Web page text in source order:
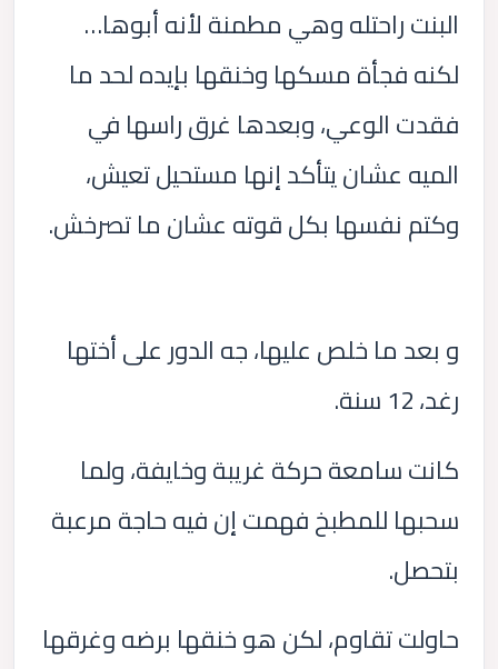
البنت راحتله وهي مطمنة لأنه أبوها…
لكنه فجأة مسكها وخنقها بإيده لحد ما
فقدت الوعي، وبعدها غرق راسها في
الميه عشان يتأكد إنها مستحيل تعيش،
وكتم نفسها بكل قوته عشان ما تصرخش.
و بعد ما خلص عليها، جه الدور على أختها
رغد، 12 سنة.
كانت سامعة حركة غريبة وخايفة، ولما
سحبها للمطبخ فهمت إن فيه حاجة مرعبة
بتحصل.
حاولت تقاوم، لكن هو خنقها برضه وغرقها